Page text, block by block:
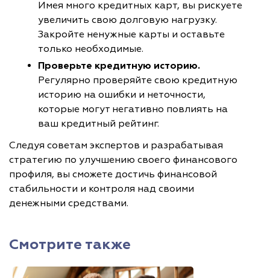
Имея много кредитных карт, вы рискуете
увеличить свою долговую нагрузку.
Закройте ненужные карты и оставьте
только необходимые.
Проверьте кредитную историю.
Регулярно проверяйте свою кредитную
историю на ошибки и неточности,
которые могут негативно повлиять на
ваш кредитный рейтинг.
Следуя советам экспертов и разрабатывая
стратегию по улучшению своего финансового
профиля, вы сможете достичь финансовой
стабильности и контроля над своими
денежными средствами.
Смотрите также